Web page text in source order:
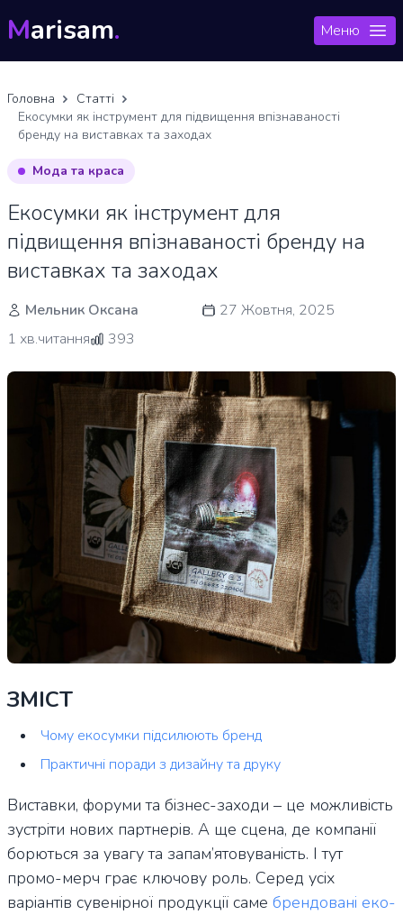
Marisam. Меню
Головна
Статті
Екосумки як інструмент для підвищення впізнаваності
бренду на виставках та заходах
Мода та краса
Екосумки як інструмент для
підвищення впізнаваності бренду на
виставках та заходах
Мельник Оксана
27 Жовтня, 2025
1 хв.читання
393
ЗМІСТ
Чому екосумки підсилюють бренд
Практичні поради з дизайну та друку
Виставки, форуми та бізнес-заходи – це можливість
зустріти нових партнерів. А ще сцена, де компанії
борються за увагу та запам’ятовуваність. І тут
промо-мерч грає ключову роль. Серед усіх
варіантів сувенірної продукції саме брендовані еко-